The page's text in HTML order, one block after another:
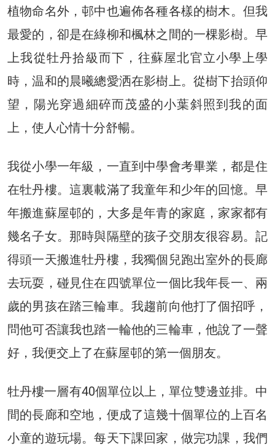
植物命名外，邨中也遍佈各種各樣的樹木。但我
最愛的，卻是在綠柳和楓林之間的一棵影樹。早
上我從牡丹拾級而下，往蘇屋北官立小學上學
時，温和的晨曦總愛洒在影樹上。從樹下抬頭仰
望，陽光穿過細碎而茂盛的小葉斜照到我的面
上，使人心情十分舒暢。
我從小學一年級，一直到中學會考畢業，都是住
在牡丹樓。這裏載滿了我童年和少年的回憶。早
年搬進蘇屋邨的，大多是年青的家庭，家家都有
幾名子女。那時與隔壁的孩子交朋友很容易。記
得頭一天搬進牡丹樓，我獨個兒跑出室外的長廊
去玩耍，碰見住在四號單位一個比我年長一、兩
歲的男孩在踏三輪車。我趨前向他打了個招呼，
問他可否讓我也踏一輪他的三輪車，他說了一聲
好，我便交上了在蘇屋邨的第一個朋友。
牡丹樓一層有40個單位以上，單位雙邊並排。中
間的長廊和空地，便成了這幾十個單位的上百名
小童的遊玩場。每天下課回家，做完功課，我們